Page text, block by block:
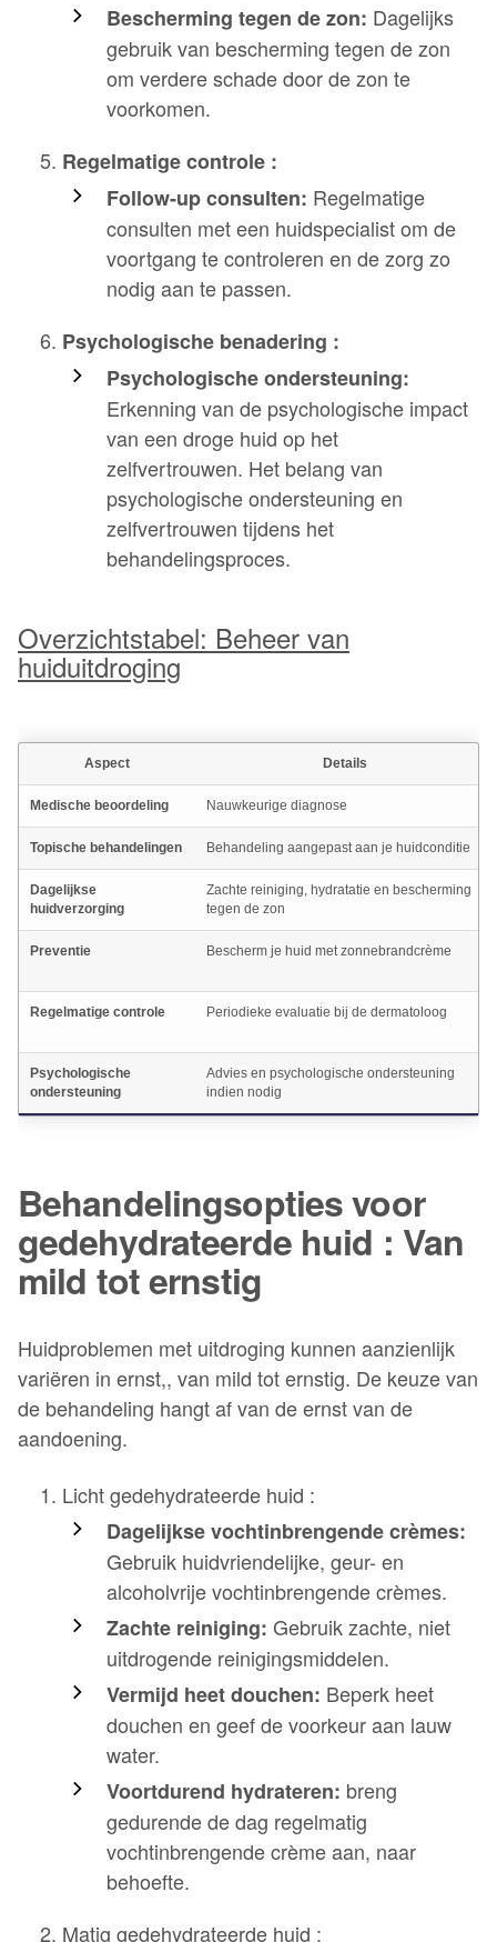
Bescherming tegen de zon: Dagelijks
gebruik van bescherming tegen de zon
om verdere schade door de zon te
voorkomen.
Regelmatige controle :
Follow-up consulten: Regelmatige
consulten met een huidspecialist om de
voortgang te controleren en de zorg zo
nodig aan te passen.
Psychologische benadering :
Psychologische ondersteuning:
Erkenning van de psychologische impact
van een droge huid op het
zelfvertrouwen. Het belang van
psychologische ondersteuning en
zelfvertrouwen tijdens het
behandelingsproces.
Overzichtstabel: Beheer van
huiduitdroging
Aspect Details
Medische beoordeling Nauwkeurige diagnose
Topische behandelingen Behandeling aangepast aan je huidconditie
Dagelijkse
huidverzorging
Zachte reiniging, hydratatie en bescherming
tegen de zon
Preventie Bescherm je huid met zonnebrandcrème
Regelmatige controle Periodieke evaluatie bij de dermatoloog
Psychologische
ondersteuning
Advies en psychologische ondersteuning
indien nodig
Behandelingsopties voor
gedehydrateerde huid : Van
mild tot ernstig
Huidproblemen met uitdroging kunnen aanzienlijk
variëren in ernst,, van mild tot ernstig. De keuze van
de behandeling hangt af van de ernst van de
aandoening.
Licht gedehydrateerde huid :
Dagelijkse vochtinbrengende crèmes:
Gebruik huidvriendelijke, geur- en
alcoholvrije vochtinbrengende crèmes.
Zachte reiniging: Gebruik zachte, niet
uitdrogende reinigingsmiddelen.
Vermijd heet douchen: Beperk heet
douchen en geef de voorkeur aan lauw
water.
Voortdurend hydrateren: breng
gedurende de dag regelmatig
vochtinbrengende crème aan, naar
behoefte.
Matig gedehydrateerde huid :